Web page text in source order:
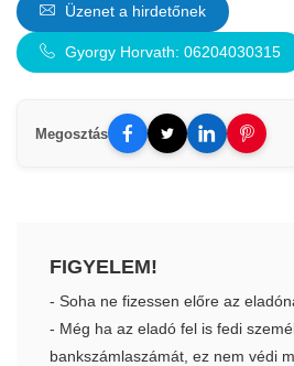
Üzenet a hirdetőnek
Gyorgy Horvath: 06204030315
Megosztás
FIGYELEM!
- Soha ne fizessen előre az
- Még ha az eladó fel is fedi
bankszámlaszámát, ez nem védi